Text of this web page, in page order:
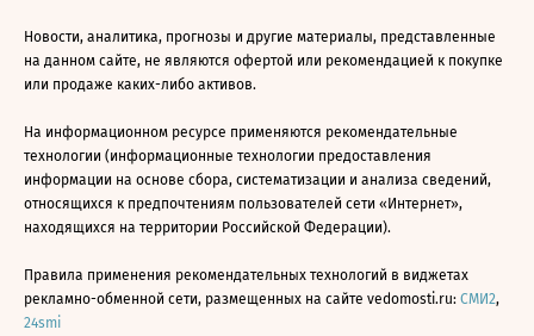
Новости, аналитика, прогнозы и другие материалы, представленные
на данном сайте, не являются офертой или рекомендацией к покупке
или продаже каких-либо активов.
На информационном ресурсе применяются рекомендательные
технологии (информационные технологии предоставления
информации на основе сбора, систематизации и анализа сведений,
относящихся к предпочтениям пользователей сети «Интернет»,
находящихся на территории Российской Федерации).
Правила применения рекомендательных технологий в виджетах
рекламно-обменной сети, размещенных на сайте vedomosti.ru: СМИ2,
24smi